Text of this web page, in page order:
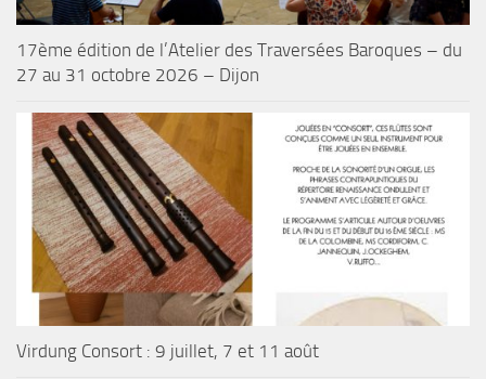
17ème édition de l’Atelier des Traversées Baroques – du
27 au 31 octobre 2026 – Dijon
Virdung Consort : 9 juillet, 7 et 11 août